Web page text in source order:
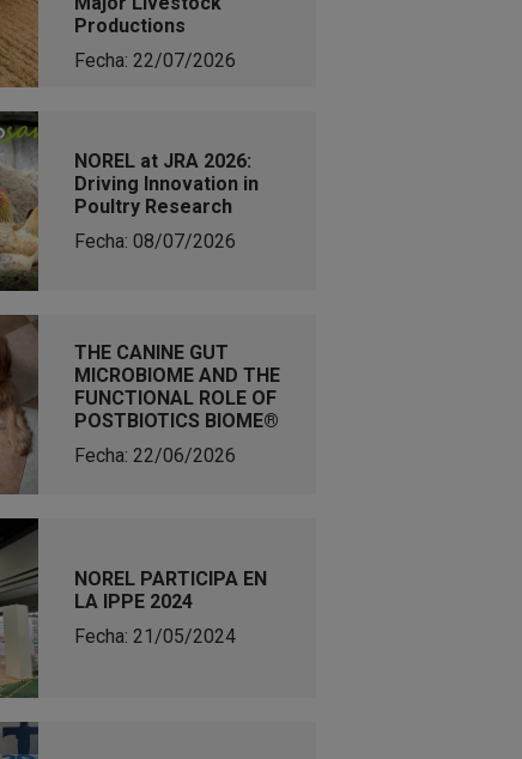
Productions
Fecha: 22/07/2026
NOREL at JRA 2026:
Driving Innovation in
Poultry Research
Fecha: 08/07/2026
THE CANINE GUT
MICROBIOME AND THE
FUNCTIONAL ROLE OF
POSTBIOTICS BIOME®
Fecha: 22/06/2026
NOREL PARTICIPA EN
LA IPPE 2024
Fecha: 21/05/2024